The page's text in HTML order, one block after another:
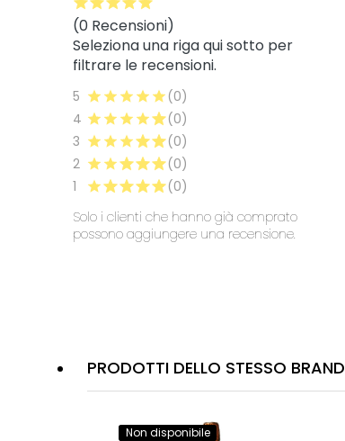
PRODOTTI DELLO STESSO BRAND
Non disponibile
(0 Recensioni)
Seleziona una riga qui sotto per
filtrare le recensioni.
5
(0)
4
(0)
3
(0)
2
(0)
1
(0)
Solo i clienti che hanno già comprato
possono aggiungere una recensione.